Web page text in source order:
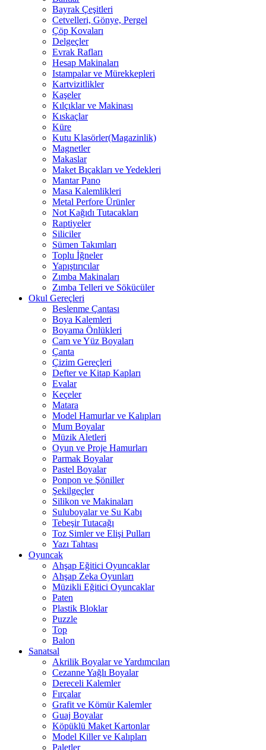
Bayrak Çeşitleri
Cetvelleri, Gönye, Pergel
Çöp Kovaları
Delgeçler
Evrak Rafları
Hesap Makinaları
Istampalar ve Mürekkepleri
Kartvizitlikler
Kaşeler
Kılçıklar ve Makinası
Kıskaçlar
Küre
Kutu Klasörler(Magazinlik)
Magnetler
Makaslar
Maket Bıçakları ve Yedekleri
Mantar Pano
Masa Kalemlikleri
Metal Perfore Ürünler
Not Kağıdı Tutacakları
Raptiyeler
Siliciler
Sümen Takımları
Toplu İğneler
Yapıştırıcılar
Zımba Makinaları
Zımba Telleri ve Sökücüler
Okul Gereçleri
Beslenme Çantası
Boya Kalemleri
Boyama Önlükleri
Cam ve Yüz Boyaları
Çanta
Çizim Gereçleri
Defter ve Kitap Kapları
Evalar
Keçeler
Matara
Model Hamurlar ve Kalıpları
Mum Boyalar
Müzik Aletleri
Oyun ve Proje Hamurları
Parmak Boyalar
Pastel Boyalar
Ponpon ve Şöniller
Şekilgeçler
Silikon ve Makinaları
Suluboyalar ve Su Kabı
Tebeşir Tutacağı
Toz Simler ve Elişi Pulları
Yazı Tahtası
Oyuncak
Ahşap Eğitici Oyuncaklar
Ahşap Zeka Oyunları
Müzikli Eğitici Oyuncaklar
Paten
Plastik Bloklar
Puzzle
Top
Balon
Sanatsal
Akrilik Boyalar ve Yardımcıları
Cezanne Yağlı Boyalar
Dereceli Kalemler
Fırçalar
Grafit ve Kömür Kalemler
Guaj Boyalar
Köpüklü Maket Kartonlar
Model Killer ve Kalıpları
Paletler